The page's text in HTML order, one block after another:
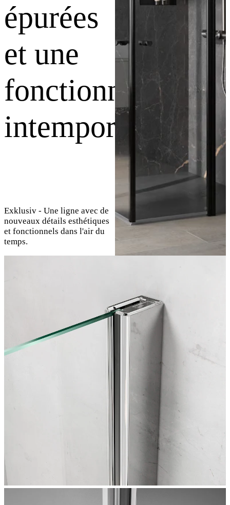
épurées
et une
fonctionnalité
intemporelle
Exklusiv - Une ligne avec de
nouveaux détails esthétiques
et fonctionnels dans l'air du
temps.